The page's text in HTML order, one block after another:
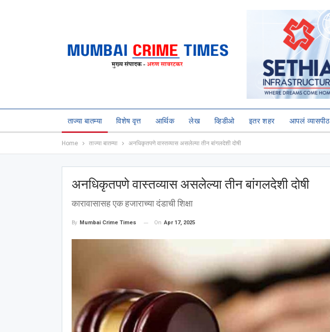
ताज्या बातम्या विशेष वृत्त आर्थिक लेख व्हिडीओ इतर शहर आपलं व्यासपीठ
Home ताज्या बातम्या अनधिकृतपणे वास्तव्यास असलेल्या तीन बांगलदेशी दोषी
अनधिकृतपणे वास्तव्यास असलेल्या तीन बांगलदेशी दोषी
कारावासासह एक हजाराच्या दंडाची शिक्षा
By Mumbai Crime Times On Apr 17, 2025